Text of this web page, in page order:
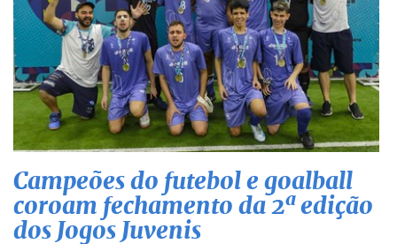
Campeões do futebol e goalball
coroam fechamento da 2ª edição
dos Jogos Juvenis